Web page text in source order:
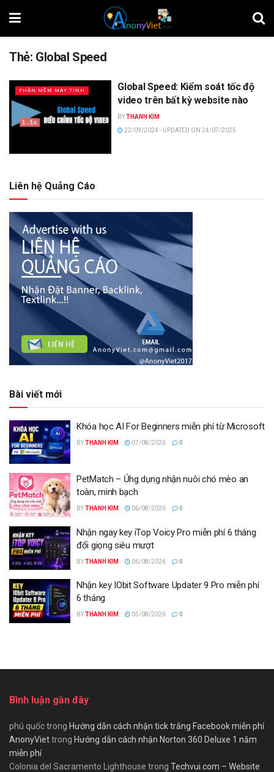
Thẻ: Global Speed
PHẦN MỀM MÁY TÍNH
Global Speed: Kiểm soát tốc độ
video trên bất kỳ website nào
BYTHANH KIM
22/09/2024 - UPDATED ON 24/07/2025
Liên hệ Quảng Cáo
Bài viết mới
Khóa học AI For Beginners miễn phí từ Microsoft
BYTHANH KIM 07/08/2026 0
PetMatch – Ứng dụng nhận nuôi chó mèo an
toàn, minh bạch
BYTHANH KIM 06/08/2026 0
Nhận ngay key iTop Voicy Pro miễn phí 6 tháng
đổi giọng siêu mượt
BYTHANH KIM 06/08/2026 0
Nhận key IObit Software Updater 9 Pro miễn phí
6 tháng
BYTHANH KIM 05/08/2026 0
Bình luận gần đây
phú quốctrong Hướng dẫn cách nhận tick trắng Facebook miễn phí
AnonyViettrong Hướng dẫn cách nhận Norton 360 Deluxe 1 năm
miễn phí
Colonia del Sacramento Lighthouse trong Techvui.com – Website